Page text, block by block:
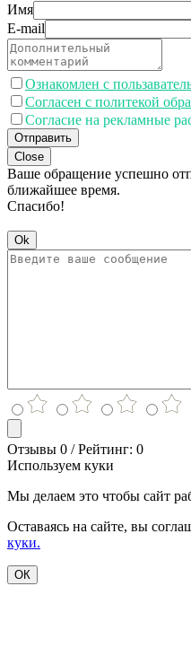
Имя
E-mail
Ознакомлен с
Согласен с политекой
Согласие на рекламные
Отправить
Close
Ваше обращение успешно
ближайшее время.
Спасибо!
Ok
Отзывы 0 / Рейтинг: 0
Используем куки
Мы делаем это чтобы сайт
Оставаясь на сайте, вы
куки.
ОК